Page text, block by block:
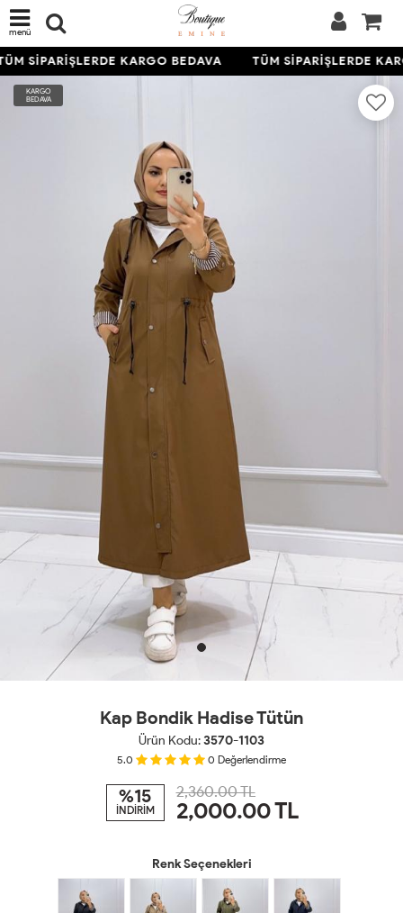
menü
SİPARİŞLERDE KARGO BEDAVA TÜM SİPARİŞLERDE
KARGO
BEDAVA
Kap Bondik Hadise Tütün
Ürün Kodu:3570-1103
5.0 0 Değerlendirme
%15
İNDİRİM
2,360.00 TL
2,000.00TL
Renk Seçenekleri